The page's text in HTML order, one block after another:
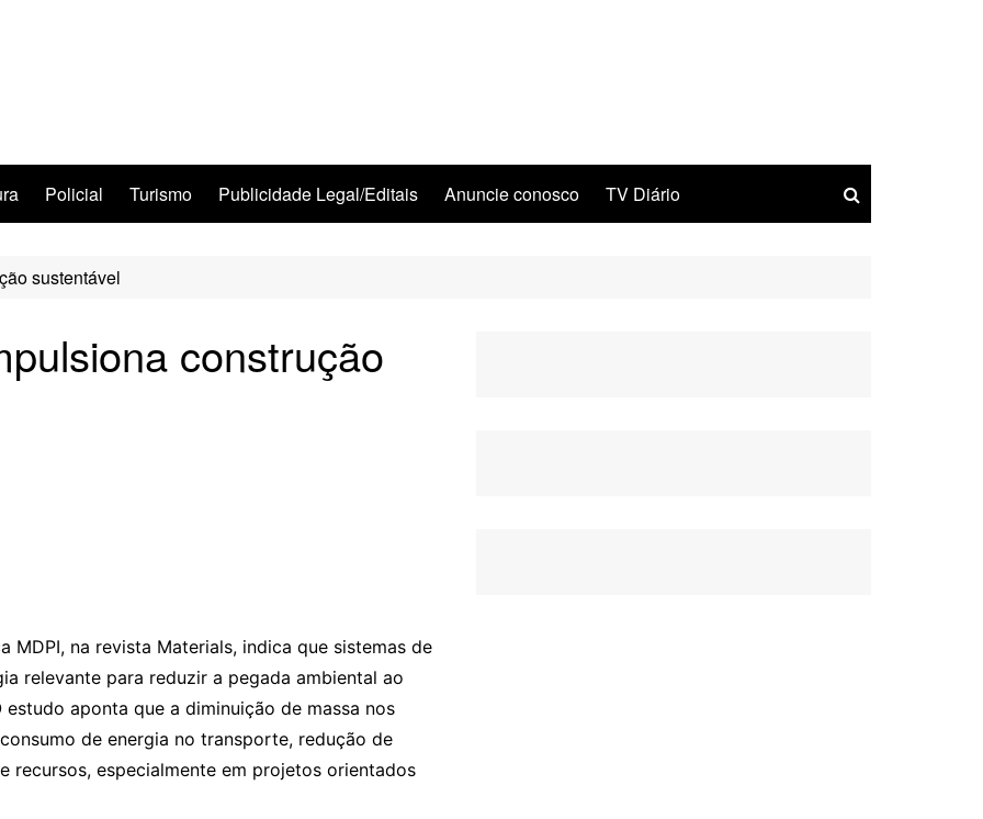
Policial Turismo Publicidade Legal/Editais Anuncie conosco TV Diário
sustentável
construção
MDPI, na revista Materials, indica que sistemas de
relevante para reduzir a pegada ambiental ao
aponta que a diminuição de massa nos
de energia no transporte, redução de
recursos, especialmente em projetos orientados